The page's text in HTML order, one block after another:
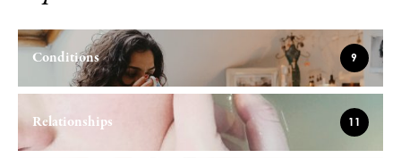
Conditions 9
Relationships 11